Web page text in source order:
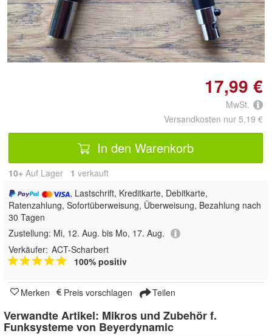
Doppelt antippen zum
vergrößern
17,99 €
MwSt.
Versandkosten nur 5,19 €
In den Warenkorb
10+ Auf Lager 1 verkauft
, Lastschrift, Kreditkarte, Debitkarte,
Ratenzahlung, Sofortüberweisung, Überweisung, Bezahlung nach
30 Tagen
Zustellung: Mi, 12. Aug. bis Mo, 17. Aug.
Verkäufer: ACT-Scharbert
100% positiv
Merken Preis vorschlagen Teilen
Verwandte Artikel: Mikros und Zubehör f.
Funksysteme von Beyerdynamic